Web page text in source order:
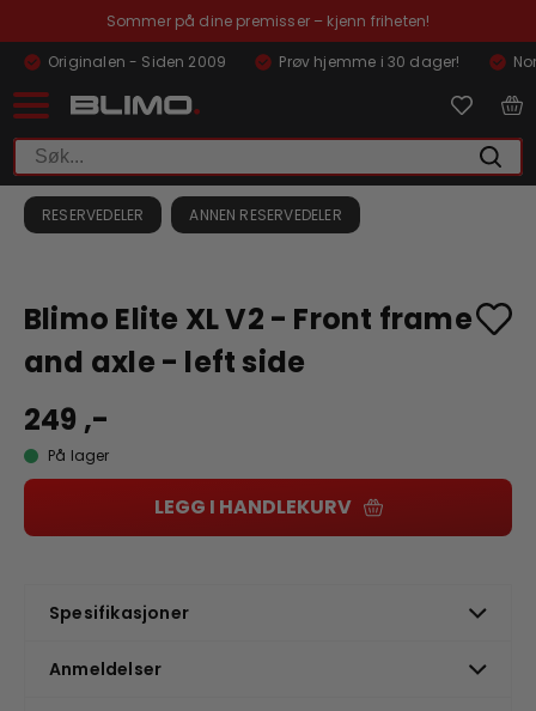
Sommer på dine premisser – kjenn friheten!
Originalen - Siden 2009
Prøv hjemme i 30 dager!
RESERVEDELER ANNEN RESERVEDELER
Blimo Elite XL V2 - Front frame
and axle - left side
249 ,-
På lager
LEGG I HANDLEKURV
Spesifikasjoner
Anmeldelser